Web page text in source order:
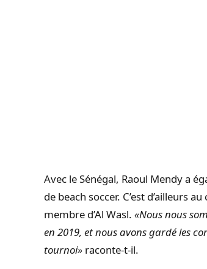
Avec le Sénégal, Raoul Mendy a
de beach soccer. C’est d’ailleurs
membre d’Al Wasl. «Nous nous
en 2019, et nous avons gardé les
tournoi» raconte-t-il.